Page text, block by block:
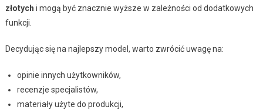
złotych i mogą być znacznie wyższe w zależności od dodatkowych
funkcji.
Decydując się na najlepszy model, warto zwrócić uwagę na:
opinie innych użytkowników,
recenzje specjalistów,
materiały użyte do produkcji,